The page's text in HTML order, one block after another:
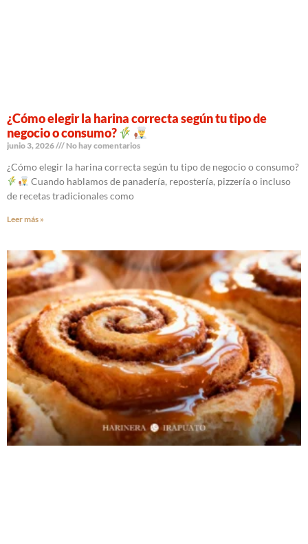
¿Cómo elegir la harina correcta según tu tipo de
negocio o consumo?
junio 3, 2026 No hay comentarios
¿Cómo elegir la harina correcta según tu tipo de negocio o consumo?
Cuando hablamos de panadería, repostería, pizzería o incluso
de recetas tradicionales como
Leer más »